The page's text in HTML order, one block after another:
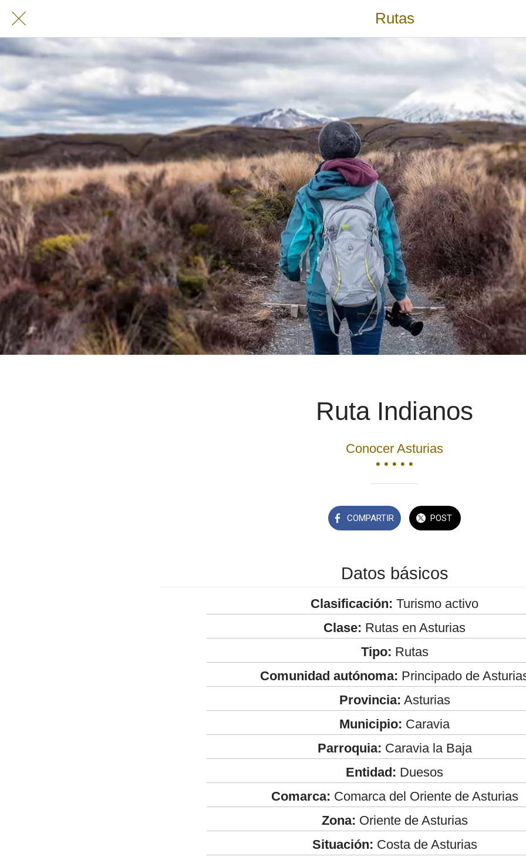
Rutas
Ruta Indianos
Conocer Asturias
• • • • •
COMPARTIR POST
Datos básicos
Clasificación: Turismo activo
Clase: Rutas en Asturias
Tipo: Rutas
Comunidad autónoma: Principado de
Provincia: Asturias
Municipio: Caravia
Parroquia: Caravia la Baja
Entidad: Duesos
Comarca: Comarca del Oriente de Asturias
Zona: Oriente de Asturias
Situación: Costa de Asturias